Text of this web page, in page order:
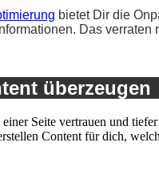
bietet Dir die
Das
überzeugen
Seite vertrauen und
Content für dich,